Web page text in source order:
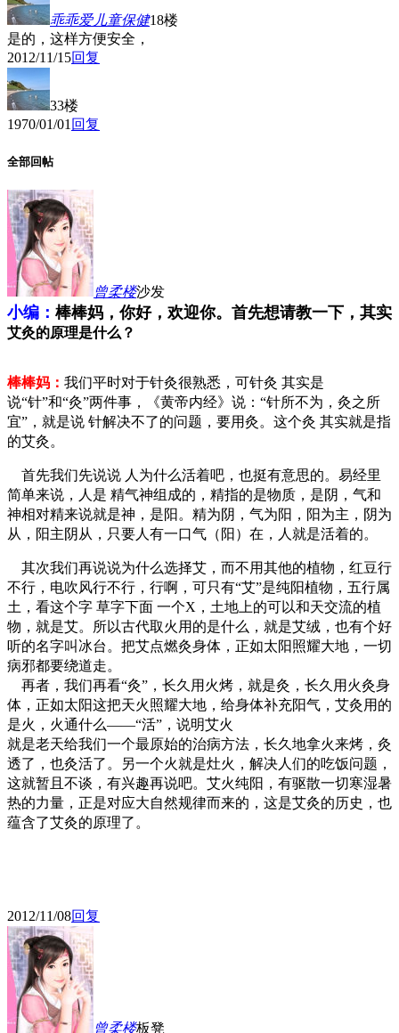
乖乖爱儿童保健18楼
是的，这样方便安全，
2012/11/15回复
33楼
1970/01/01 回复
全部回帖
曾柔楼沙发
小编： 棒棒妈，你好，欢迎你。首先想请教一下，其实
艾灸的原理是什么？
棒棒妈： 我们平时对于针灸很熟悉，可针灸 其实是
说“针”和“灸”两件事，《黄帝内经》说：“针所不为，灸之所
宜”，就是说 针解决不了的问题，要用灸。这个灸 其实就是指
的艾灸。
首先我们先说说 人为什么活着吧，也挺有意思的。易经里
简单来说，人是 精气神组成的，精指的是物质，是阴，气和
神相对精来说就是神，是阳。精为阴，气为阳，阳为主，阴为
从，阳主阴从，只要人有一口气（阳）在，人就是活着的。
其次我们再说说为什么选择艾，而不用其他的植物，红豆行
不行，电吹风行不行，行啊，可只有“艾”是纯阳植物，五行属
土，看这个字 草字下面 一个X，土地上的可以和天交流的植
物，就是艾。所以古代取火用的是什么，就是艾绒，也有个好
听的名字叫冰台。把艾点燃灸身体，正如太阳照耀大地，一切
病邪都要绕道走。
再者，我们再看“灸”，长久用火烤，就是灸，长久用火灸身
体，正如太阳这把天火照耀大地，给身体补充阳气，艾灸用的
是火，火通什么——“活”，说明艾火
就是老天给我们一个最原始的治病方法，长久地拿火来烤，灸
透了，也灸活了。另一个火就是灶火，解决人们的吃饭问题，
这就暂且不谈，有兴趣再说吧。艾火纯阳，有驱散一切寒湿暑
热的力量，正是对应大自然规律而来的，这是艾灸的历史，也
蕴含了艾灸的原理了。
2012/11/08回复
曾柔楼板凳